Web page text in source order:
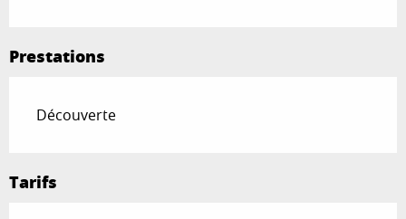
Prestations
Découverte
Tarifs